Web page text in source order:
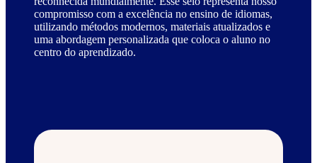
compromisso com a excelência no ensino de idiomas,
utilizando métodos modernos, materiais atualizados e
uma abordagem personalizada que coloca o aluno no
centro do aprendizado.